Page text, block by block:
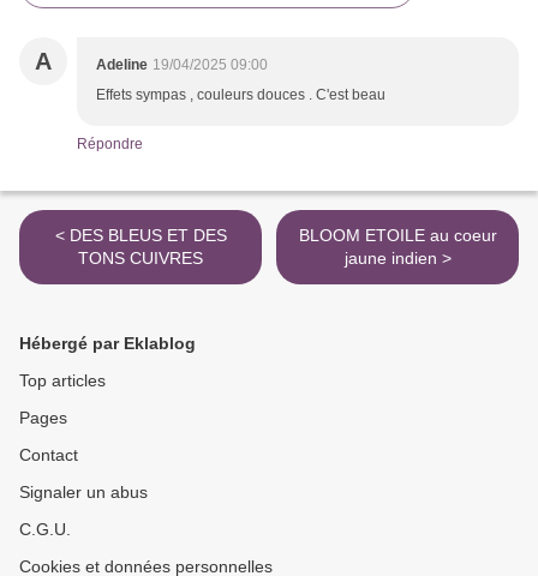
A Adeline 19/04/2025 09:00
Effets sympas , couleurs douces . C'est beau
Répondre
< DES BLEUS ET DES
TONS CUIVRES
BLOOM ETOILE au coeur
jaune indien >
Hébergé par Eklablog
Top articles
Pages
Contact
Signaler un abus
C.G.U.
Cookies et données personnelles